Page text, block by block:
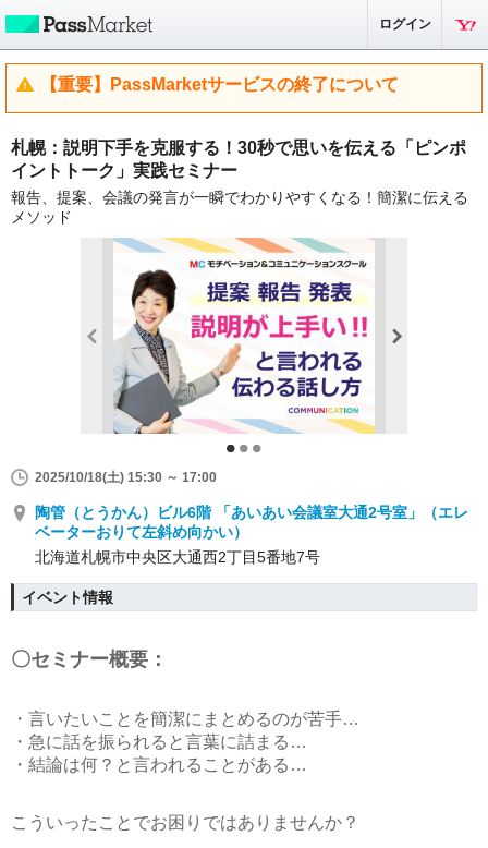
ログイン
【重要】PassMarketサービスの終了について
札幌：説明下手を克服する！30秒で思いを伝える「ピンポ
イントトーク」実践セミナー
報告、提案、会議の発言が一瞬でわかりやすくなる！簡潔に伝える
メソッド
2025/10/18(土) 15:30 ～ 17:00
陶管（とうかん）ビル6階 「あいあい会議室大通2号室」（エレ
ベーターおりて左斜め向かい）
北海道札幌市中央区大通西2丁目5番地7号
イベント情報
〇セミナー概要：
・言いたいことを簡潔にまとめるのが苦手…
・急に話を振られると言葉に詰まる…
・結論は何？と言われることがある…
こういったことでお困りではありませんか？